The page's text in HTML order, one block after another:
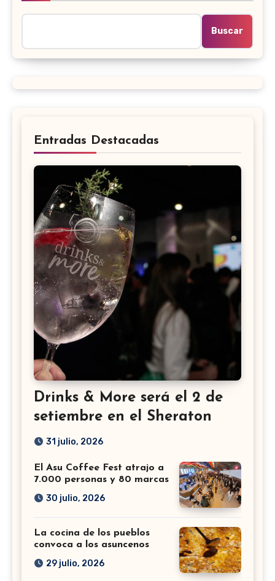
Buscar
Entradas Destacadas
Drinks & More será el 2 de
setiembre en el Sheraton
31 julio, 2026
El Asu Coffee Fest atrajo a
7.000 personas y 80 marcas
30 julio, 2026
La cocina de los pueblos
convoca a los asuncenos
29 julio, 2026